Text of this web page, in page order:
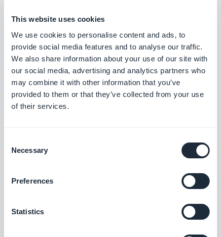
This website uses cookies
We use cookies to personalise content and ads, to
provide social media features and to analyse our traffic.
We also share information about your use of our site with
our social media, advertising and analytics partners who
may combine it with other information that you’ve
provided to them or that they’ve collected from your use
of their services.
Selection
Necessary
Preferences
Statistics
coupons de réduction.
utilisateurs au premier lancement de votre